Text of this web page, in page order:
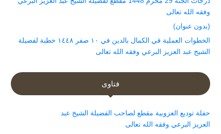
وفقه الله تعالى
(بدون عنوان)
الخطوات العملية في الكمال بالدين في ١٠ صفر ١٤٤٨ خطبة لفضيلة
الشيخ عبد العزيز البرعي وفقه الله تعالى
فتاوى
حفلة توديع العزوبية مقطع لصاحب الفضيلة الشيخ عبد
العزيز البرعي وفقه الله تعالى